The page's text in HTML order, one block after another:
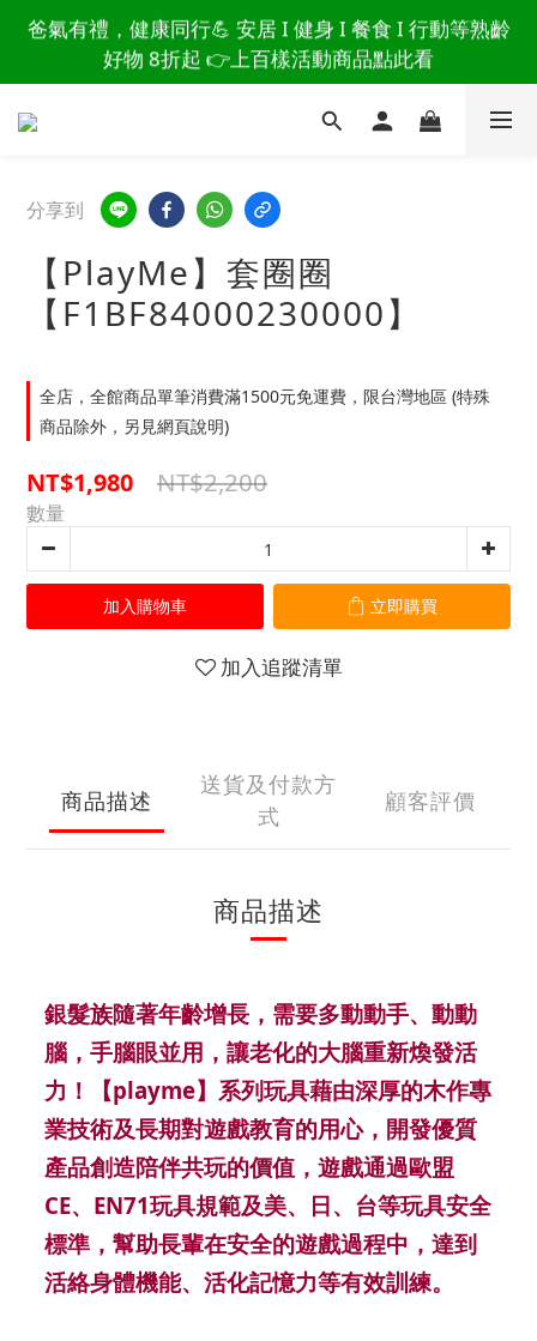
讀懂爸爸總說「不用買」的堅強 👉 3大生活貼心巧
思，找回他的生活主導權
爸氣有禮，健康同行💪 安居 I 健身 I 餐食 I 行動等熟齡
好物 8折起 👉上百樣活動商品點此看
讀懂爸爸總說「不用買」的堅強 👉 3大生活貼心巧
思，找回他的生活主導權
分享到
【PlayMe】套圈圈
【F1BF84000230000】
全店，全館商品單筆消費滿1500元免運費，限台灣地區 (特殊
商品除外，另見網頁說明)
NT$1,980 NT$2,200
數量
加入購物車 立即購買
加入追蹤清單
商品描述
送貨及付款方
式
顧客評價
商品描述
銀髮族隨著年齡增長，需要多動動手、動動
腦，手腦眼並用，讓老化的大腦重新煥發活
力！【playme】系列玩具藉由深厚的木作專
業技術及長期對遊戲教育的用心，開發優質
產品創造陪伴共玩的價值，遊戲通過歐盟
CE、EN71玩具規範及美、日、台等玩具安全
標準，幫助長輩在安全的遊戲過程中，達到
活絡身體機能、活化記憶力等有效訓練。